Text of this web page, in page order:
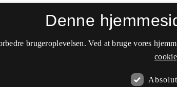
Denne
brugeroplevelsen. Ved at bruge vores